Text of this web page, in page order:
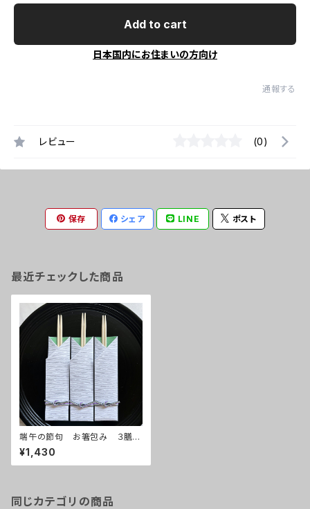
Add to cart
日本国内にお住まいの方向け
通報する
レビュー (0)
保存 シェア LINE ポスト
最近チェックした商品
端午の節句 お箸包み ３膳入
り
¥1,430
同じカテゴリの商品